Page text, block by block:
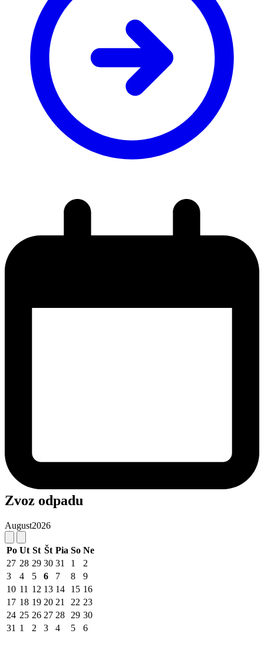
Zvoz odpadu
August2026
Po Ut St Št Pia So Ne
27 28 29 30 31 1
2
3
4 5 6 7 8
9
10 11 12 13 14 15 16
17 18 19 20 21 22 23
24 25 26 27 28 29 30
31 1 2 3 4 5 6